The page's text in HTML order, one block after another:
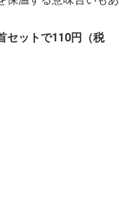
セットで110円（税